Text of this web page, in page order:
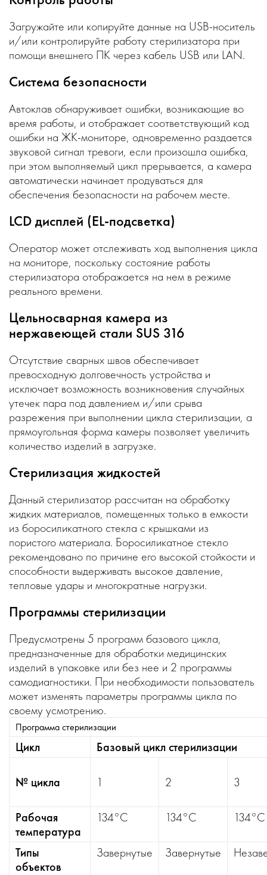
Загружайте или копируйте данные на USB-носитель
и/или контролируйте работу стерилизатора при
помощи внешнего ПК через кабель USB или LAN.
Система безопасности
Автоклав обнаруживает ошибки, возникающие во
время работы, и отображает соответствующий код
ошибки на ЖК-мониторе, одновременно раздается
звуковой сигнал тревоги, если произошла ошибка,
при этом выполняемый цикл прерывается, а камера
автоматически начинает продуваться для
обеспечения безопасности на рабочем месте.
LCD дисплей (EL-подсветка)
Оператор может отслеживать ход выполнения цикла
на мониторе, поскольку состояние работы
стерилизатора отображается на нем в режиме
реального времени.
Цельносварная камера из
нержавеющей стали SUS 316
Отсутствие сварных швов обеспечивает
превосходную долговечность устройства и
исключает возможность возникновения случайных
утечек пара под давлением и/или срыва
разрежения при выполнении цикла стерилизации, а
прямоугольная форма камеры позволяет увеличить
количество изделий в загрузке.
Стерилизация жидкостей
Данный стерилизатор рассчитан на обработку
жидких материалов, помещенных только в емкости
из боросиликатного стекла с крышками из
пористого материала. Боросиликатное стекло
рекомендовано по причине его высокой стойкости и
способности выдерживать высокое давление,
тепловые удары и многократные нагрузки.
Программы стерилизации
Предусмотрены 5 программ базового цикла,
предназначенные для обработки медицинских
изделий в упаковке или без нее и 2 программы
самодиагностики. При необходимости пользователь
может изменять параметры программы цикла по
своему усмотрению.
Программа стерилизации
Цикл Базовый цикл стерилизации
№ цикла 1 2 3
Рабочая
температура
134°С 134°С 134°С
Типы
объектов
Завернутые Завернутые